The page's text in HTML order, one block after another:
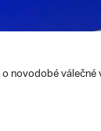
novodobé